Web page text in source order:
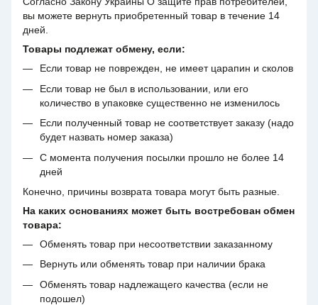
вы можете вернуть приобретенный товар в течение 14
дней.
Товары подлежат обмену, если:
Если товар не поврежден, не имеет царапин и сколов
Если товар не был в использовании, или его
количество в упаковке существенно не изменилось
Если полученный товар не соответствует заказу (надо
будет назвать номер заказа)
С момента получения посылки прошло не более 14
дней
Конечно, причины возврата товара могут быть разные.
На каких основаниях может быть востребован обмен
товара:
Обменять товар при несоответствии заказанному
Вернуть или обменять товар при наличии брака
Обменять товар надлежащего качества (если не
подошел)